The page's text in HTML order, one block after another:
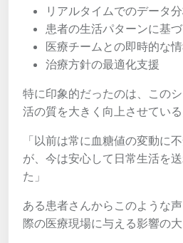
リアルタイムでのデータ
患者の生活パターンに基
医療チームとの即時的な
治療方針の最適化支援
特に印象的だったのは、この
活の質を大きく向上させている
「以前は常に血糖値の変動に
が、今は安心して日常生活を
た」
ある患者さんからこのような
際の医療現場に与える影響の